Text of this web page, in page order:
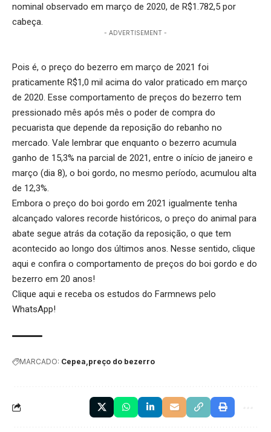
nominal observado em março de 2020, de R$1.782,5 por
cabeça.
- ADVERTISEMENT -
Pois é, o preço do bezerro em março de 2021 foi
praticamente R$1,0 mil acima do valor praticado em março
de 2020. Esse comportamento de preços do bezerro tem
pressionado mês após mês o poder de compra do
pecuarista que depende da reposição do rebanho no
mercado. Vale lembrar que enquanto o bezerro acumula
ganho de 15,3% na parcial de 2021, entre o início de janeiro e
março (dia 8), o boi gordo, no mesmo período, acumulou alta
de 12,3%.
Embora o preço do boi gordo em 2021 igualmente tenha
alcançado valores recorde históricos, o preço do animal para
abate segue atrás da cotação da reposição, o que tem
acontecido ao longo dos últimos anos. Nesse sentido, clique
aqui e confira o comportamento de preços do boi gordo e do
bezerro em 20 anos!
Clique aqui e receba os estudos do Farmnews pelo
WhatsApp!
MARCADO: Cepea preço do bezerro